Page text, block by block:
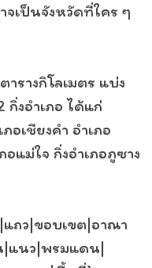
จเป็นจังหวัดที่ใคร ๆ
รางกิโลเมตร แบ่ง
กิ่งอำเภอ ได้แก่
อเชียงคำ อำเภอ
แม่ใจ กิ่งอำเภอภูซาง
ถว|ขอบเขต|อาณา
|แนว|พรมแดน|